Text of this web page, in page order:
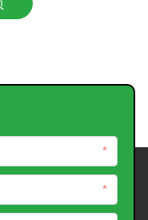
*
*